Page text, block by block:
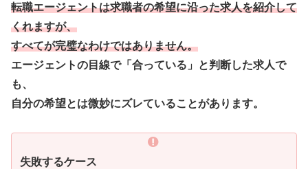
転職エージェントは求職者の希望に沿った求人を紹介して
くれますが、
すべてが完璧なわけではありません。
エージェントの目線で「合っている」と判断した求人で
も、
自分の希望とは微妙にズレていることがあります。
失敗するケース